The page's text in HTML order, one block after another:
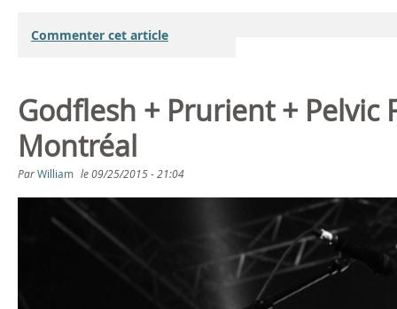
Commenter cet article
Godflesh + Prurient + Pelvic
Montréal
ParWilliam le09/25/2015 - 21:04